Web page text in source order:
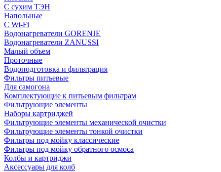
С сухим ТЭН
Напольные
С Wi-Fi
Водонагреватели GORENJE
Водонагреватели ZANUSSI
Малый объем
Проточные
Водоподготовка и фильтрация
Фильтры питьевые
Для самогона
Комплектующие к питьевым фильтрам
Фильтрующие элементы
Наборы картриджей
Фильтрующие элементы механической очистки
Фильтрующие элементы тонкой очистки
Фильтры под мойку классические
Фильтры под мойку обратного осмоса
Колбы и картриджи
Аксессуары для колб